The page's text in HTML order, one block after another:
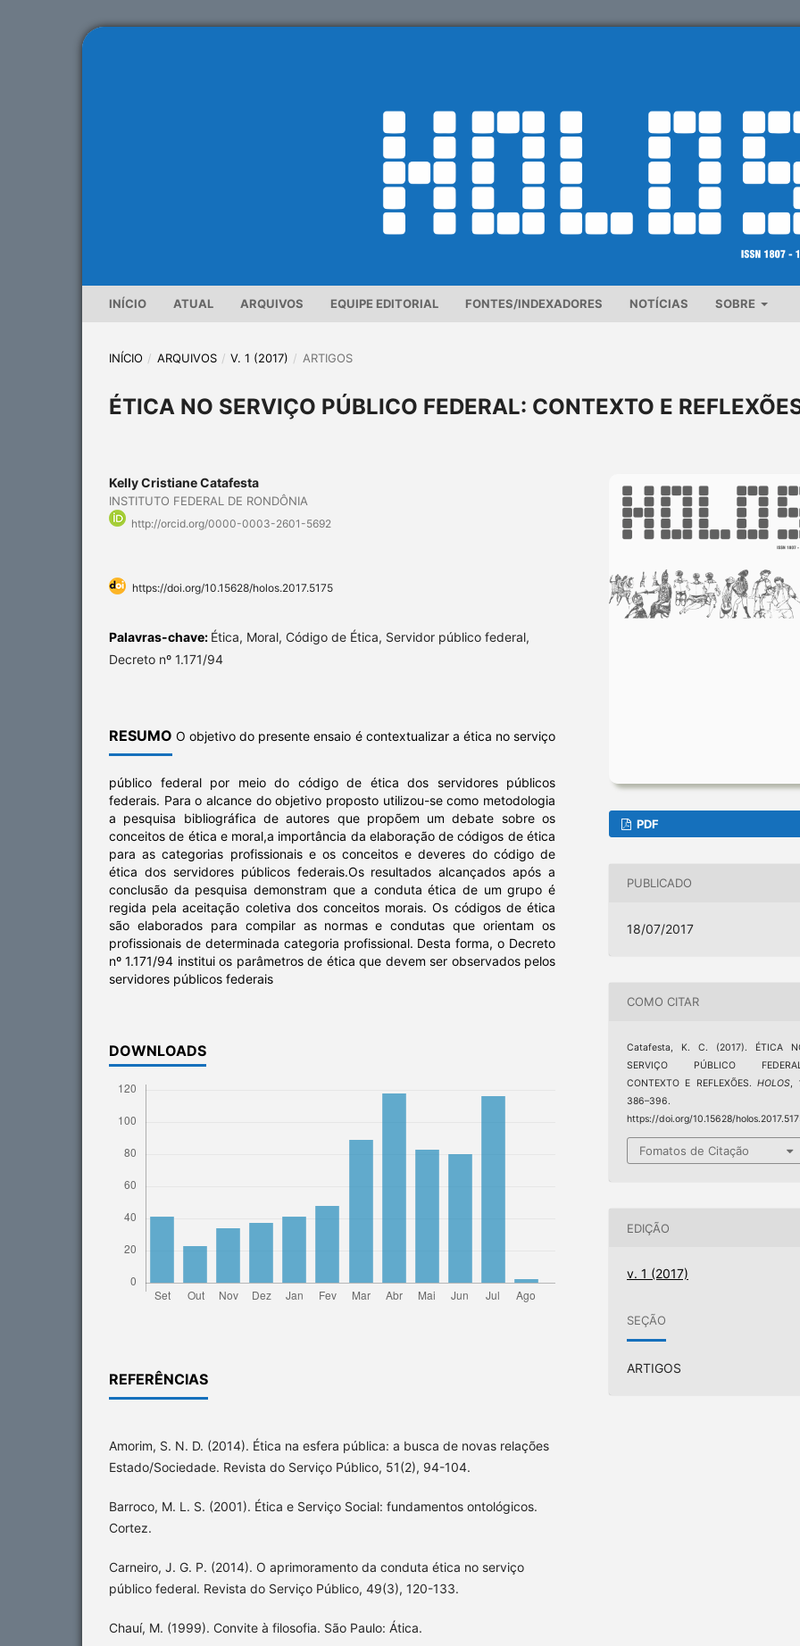
INÍCIO ATUAL ARQUIVOS EQUIPE EDITORIAL FONTES/INDEXADORES NOTÍCIAS SOBRE
INÍCIO / ARQUIVOS / V. 1 (2017) / ARTIGOS
ÉTICA NO SERVIÇO PÚBLICO FEDERAL: CONTEXTO E
Kelly Cristiane Catafesta
INSTITUTO FEDERAL DE RONDÔNIA
http://orcid.org/0000-0003-2601-5692
https://doi.org/10.15628/holos.2017.5175
Palavras-chave: Ética, Moral, Código de Ética, Servidor público federal,
Decreto nº 1.171/94
RESUMO O objetivo do presente ensaio é contextualizar a ética no serviço
público federal por meio do código de ética dos servidores públicos
federais. Para o alcance do objetivo proposto utilizou-se como metodologia
a pesquisa bibliográfica de autores que propõem um debate sobre os
conceitos de ética e moral,a importância da elaboração de códigos de ética
para as categorias profissionais e os conceitos e deveres do código de
ética dos servidores públicos federais.Os resultados alcançados após a
conclusão da pesquisa demonstram que a conduta ética de um grupo é
regida pela aceitação coletiva dos conceitos morais. Os códigos de ética
são elaborados para compilar as normas e condutas que orientam os
profissionais de determinada categoria profissional. Desta forma, o Decreto
nº 1.171/94 institui os parâmetros de ética que devem ser observados pelos
servidores públicos federais
DOWNLOADS
REFERÊNCIAS
Amorim, S. N. D. (2014). Ética na esfera pública: a busca de novas relações
Estado/Sociedade. Revista do Serviço Público, 51(2), 94-104.
Barroco, M. L. S. (2001). Ética e Serviço Social: fundamentos ontológicos.
Cortez.
Carneiro, J. G. P. (2014). O aprimoramento da conduta ética no serviço
público federal. Revista do Serviço Público, 49(3), 120-133.
Chauí, M. (1999). Convite à filosofia. São Paulo: Ática.
PDF
PUBLICADO
18/07/2017
COMO CITAR
Catafesta, K. C. (2017). ÉTICA
SERVIÇO PÚBLICO
CONTEXTO E REFLEXÕES. HOLOS,
386–396.
https://doi.org/10.15628/
Fomatos de Citação
EDIÇÃO
v. 1 (2017)
SEÇÃO
ARTIGOS